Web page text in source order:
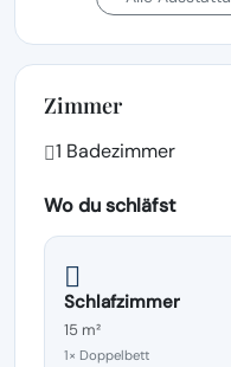
Elektrischer
Zimmer
1 Badezimmer
Wo du schläfst
Schlafzimmer
15 m²
1× Doppelbett